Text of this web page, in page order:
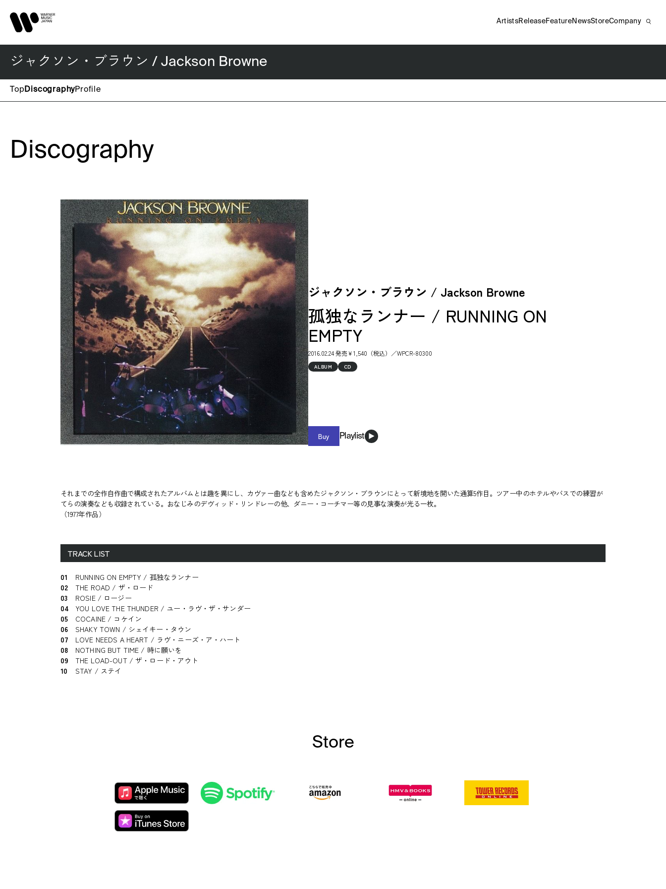
ジャクソン・ブラウン / Jackson Browne
Top DiscographyProfile
Discography
ジャクソン・ブラウン / Jackson Browne
孤独なランナー / RUNNING ON
EMPTY
2016.02.24 発売￥1,540（税込）／WPCR-80300
ALBUM CD
Buy Playlist
それまでの全作自作曲で構成されたアルバムとは趣を異にし、カヴァー曲なども含めたジャクソン・ブラウンにとって新境地を開いた通算5作目。ツアー中のホテルやバスでの練習が
てらの演奏なども収録されている。おなじみのデヴィッド・リンドレーの他、ダニー・コーチマー等の見事な演奏が光る一枚。
（1977年作品）
TRACK LIST
01
RUNNING ON EMPTY / 孤独なランナー
02
THE ROAD / ザ・ロード
03
ROSIE / ロージー
04
YOU LOVE THE THUNDER / ユー・ラヴ・ザ・サンダー
05
COCAINE / コケイン
06
SHAKY TOWN / シェイキー・タウン
07
LOVE NEEDS A HEART / ラヴ・ニーズ・ア・ハート
08
NOTHING BUT TIME / 時に願いを
09
THE LOAD-OUT / ザ・ロード・アウト
10
STAY / ステイ
Store
ArtistsReleaseFeature NewsStoreCompany